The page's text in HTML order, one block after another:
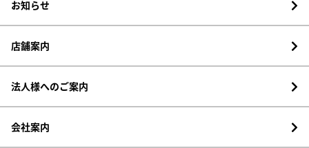
お知らせ
店舗案内
法人様へのご案内
会社案内